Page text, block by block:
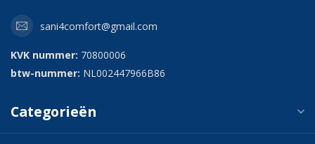
sani4comfort@gmail.com
KVK nummer: 70800006
btw-nummer: NL002447966B86
Categorieën